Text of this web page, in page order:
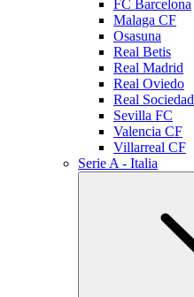
FC Barcelona
Malaga CF
Osasuna
Real Betis
Real Madrid
Real Oviedo
Real Sociedad
Sevilla FC
Valencia CF
Villarreal CF
Serie A - Italia